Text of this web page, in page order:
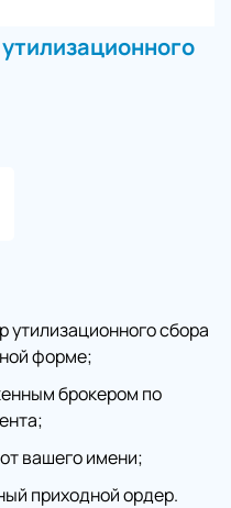
утилизационного
утилизационного сбора
форме;
брокером по
вашего имени;
приходной ордер.